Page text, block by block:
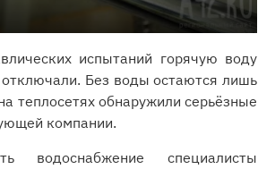
испытаний горячую воду
Без воды остаются лишь
теплосетях обнаружили серьёзные
компании.
водоснабжение специалисты